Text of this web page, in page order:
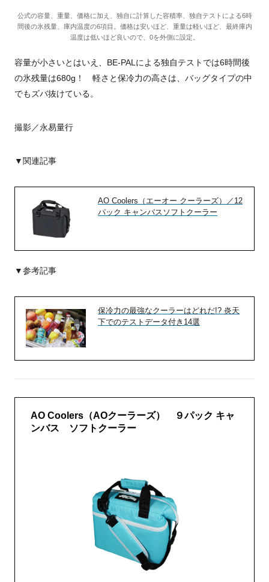
公式の容量、重量、価格に加え、独自に計算した容積率、独自テストによる6時
間後の氷残量、庫内温度の6項目。価格は安いほど、重量は軽いほど、最終庫内
温度は低いほど良いので、0を外側に設定。
容量が小さいとはいえ、BE-PALによる独自テストでは6時間後
の氷残量は680g！ 軽さと保冷力の高さは、バッグタイプの中
でもズバ抜けている。
撮影／永易量行
▼関連記事
AO Coolers（エーオー クーラーズ）／12
パック キャンバスソフトクーラー
▼参考記事
保冷力の最強なクーラーはどれだ!? 炎天
下でのテストデータ付き14選
AO Coolers（AOクーラーズ） ９パック キャ
ンバス ソフトクーラー